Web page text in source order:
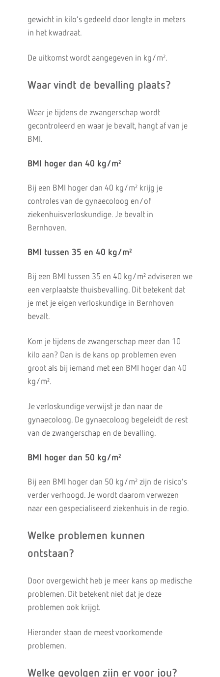
gewicht in kilo’s gedeeld door lengte in meters
in het kwadraat.
De uitkomst wordt aangegeven in kg/m².
Waar vindt de bevalling plaats?
Waar je tijdens de zwangerschap wordt
gecontroleerd en waar je bevalt, hangt af van je
BMI.
BMI hoger dan 40 kg/m²
Bij een BMI hoger dan 40 kg/m² krijg je
controles van de gynaecoloog en/of
ziekenhuisverloskundige. Je bevalt in
Bernhoven.
BMI tussen 35 en 40 kg/m²
Bij een BMI tussen 35 en 40 kg/m² adviseren we
een verplaatste thuisbevalling. Dit betekent dat
je met je eigen verloskundige in Bernhoven
bevalt.
Kom je tijdens de zwangerschap meer dan 10
kilo aan? Dan is de kans op problemen even
groot als bij iemand met een BMI hoger dan 40
kg/m².
Je verloskundige verwijst je dan naar de
gynaecoloog. De gynaecoloog begeleidt de rest
van de zwangerschap en de bevalling.
BMI hoger dan 50 kg/m²
Bij een BMI hoger dan 50 kg/m² zijn de risico’s
verder verhoogd. Je wordt daarom verwezen
naar een gespecialiseerd ziekenhuis in de regio.
Welke problemen kunnen
ontstaan?
Door overgewicht heb je meer kans op medische
problemen. Dit betekent niet dat je deze
problemen ook krijgt.
Hieronder staan de meest voorkomende
problemen.
Welke gevolgen zijn er voor jou?